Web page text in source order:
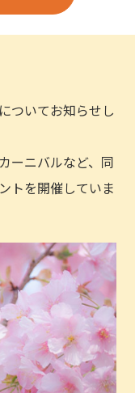
ついてお知らせし
ーニバルなど、同
トを開催していま